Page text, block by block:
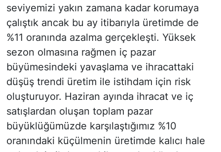
seviyemizi yakın zamana kadar korumaya
çalıştık ancak bu ay itibarıyla üretimde de
%11 oranında azalma gerçekleşti. Yüksek
sezon olmasına rağmen iç pazar
büyümesindeki yavaşlama ve ihracattaki
düşüş trendi üretim ile istihdam için risk
oluşturuyor. Haziran ayında ihracat ve iç
satışlardan oluşan toplam pazar
büyüklüğümüzde karşılaştığımız %10
oranındaki küçülmenin üretimde kalıcı hale